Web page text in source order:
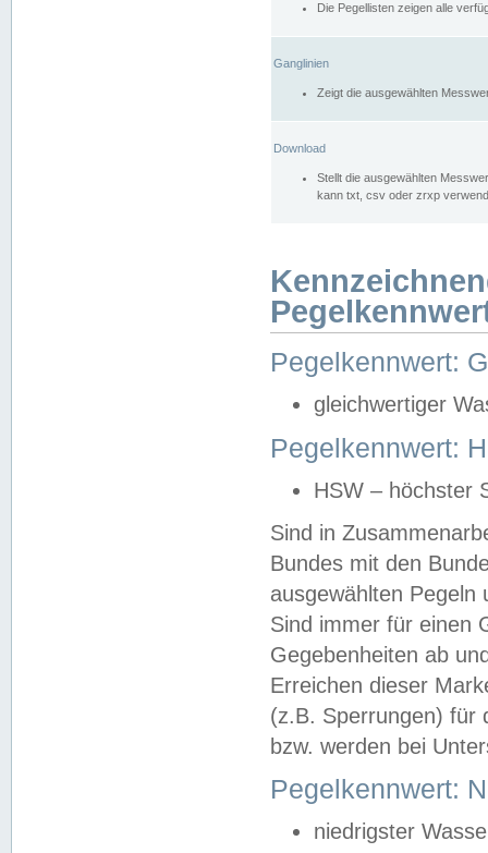
Die Pegellisten zeigen alle
Ganglinien
Zeigt die ausgewählten
Download
Stellt die ausgewählten
kann txt, csv oder zrxp
Pegelkennwert:
gleichwertiger
Pegelkennwert:
HSW – höchster
Sind in
Bundes mit den
ausgewählten
Sind immer für einen
Gegebenheiten ab
Erreichen dieser
(z.B. Sperrungen) für
bzw. werden bei
Pegelkennwert:
niedrigster